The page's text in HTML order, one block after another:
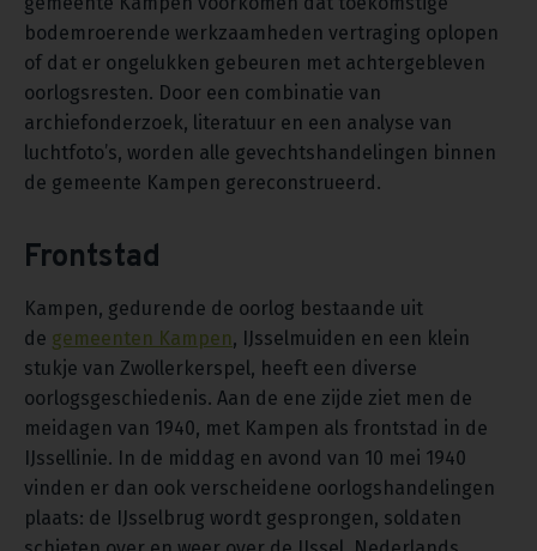
bodemroerende werkzaamheden vertraging oplopen
of dat er ongelukken gebeuren met achtergebleven
oorlogsresten. Door een combinatie van
archiefonderzoek, literatuur en een analyse van
luchtfoto’s, worden alle gevechtshandelingen binnen
de gemeente Kampen gereconstrueerd.
Frontstad
Kampen, gedurende de oorlog bestaande uit
de gemeenten Kampen, IJsselmuiden en een klein
stukje van Zwollerkerspel, heeft een diverse
oorlogsgeschiedenis. Aan de ene zijde ziet men de
meidagen van 1940, met Kampen als frontstad in de
IJssellinie. In de middag en avond van 10 mei 1940
vinden er dan ook verscheidene oorlogshandelingen
plaats: de IJsselbrug wordt gesprongen, soldaten